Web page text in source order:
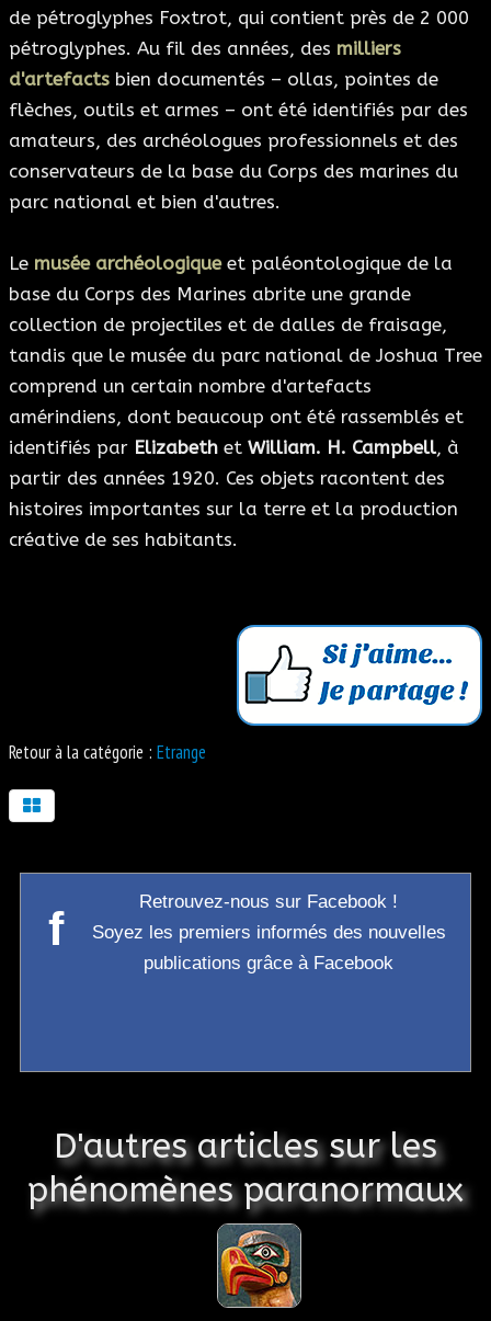
de pétroglyphes Foxtrot, qui contient près de 2 000
pétroglyphes. Au fil des années, des milliers
d'artefacts bien documentés – ollas, pointes de
flèches, outils et armes – ont été identifiés par des
amateurs, des archéologues professionnels et des
conservateurs de la base du Corps des marines du
parc national et bien d'autres.
Le musée archéologiqueet paléontologique de la
base du Corps des Marines abrite une grande
collection de projectiles et de dalles de fraisage,
tandis que le musée du parc national de Joshua Tree
comprend un certain nombre d'artefacts
amérindiens, dont beaucoup ont été rassemblés et
identifiés par Elizabeth et William. H. Campbell, à
partir des années 1920. Ces objets racontent des
histoires importantes sur la terre et la production
créative de ses habitants.
Retour à la catégorie : Etrange
f
Retrouvez-nous sur Facebook !
Soyez les premiers informés des nouvelles
publications grâce à Facebook
D'autres articles sur les
phénomènes paranormaux